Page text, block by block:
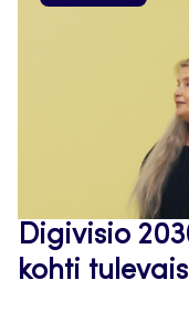
Digivisio
kohti